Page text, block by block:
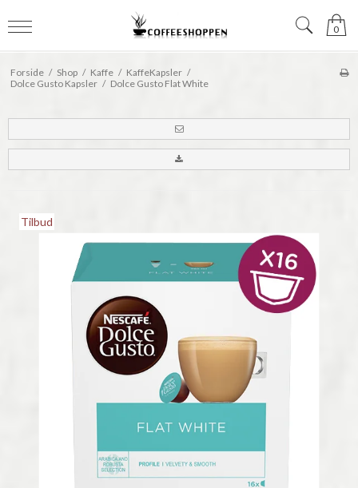
0
Forside / Shop / Kaffe / KaffeKapsler /
Dolce Gusto Kapsler / Dolce Gusto Flat White
Tilbud